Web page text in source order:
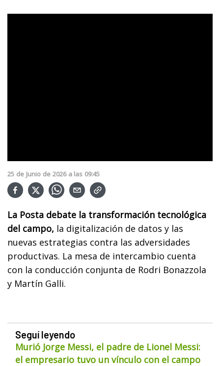
25 de Junio de 2026 a las 09:45
La Posta debate la transformación tecnológica
del campo, la digitalización de datos y las
nuevas estrategias contra las adversidades
productivas. La mesa de intercambio cuenta
con la conducción conjunta de Rodri Bonazzola
y Martín Galli.
Seguí leyendo
Murió Jorge Messi, el padre de Lionel Messi:
el empresario tuvo un vínculo con el campo